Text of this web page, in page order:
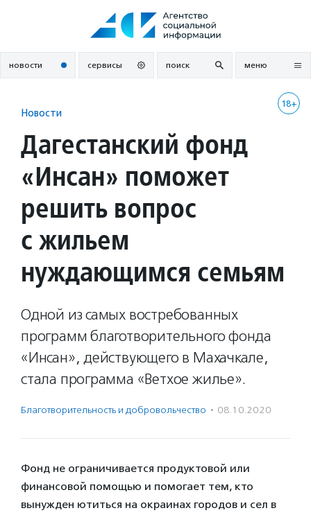
новости сервисы поиск меню
18+
Новости
Дагестанский фонд
«Инсан» поможет
решить вопрос
с жильем
нуждающимся семьям
Одной из самых востребованных
программ благотворительного фонда
«Инсан», действующего в Махачкале,
стала программа «Ветхое жилье».
Благотвори­тель­ность и доброволь­чест­во · 08.10.2020
Фонд не ограничивается продуктовой или
финансовой помощью и помогает тем, кто
вынужден ютиться на окраинах городов и сел в